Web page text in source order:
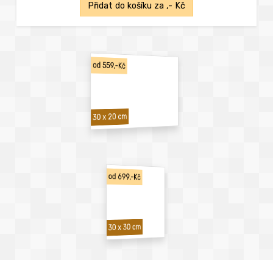
Přidat do košíku za ,- Kč
od 559,-Kč
30 x 20 cm
od 699,-Kč
30 x 30 cm